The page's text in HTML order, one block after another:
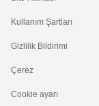
Kullanım Şartları
Gizlilik Bildirimi
Çerez
Cookie ayarı